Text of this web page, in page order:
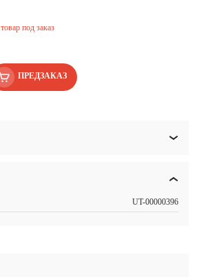
товар под заказ
ПРЕДЗАКАЗ
UT-00000396